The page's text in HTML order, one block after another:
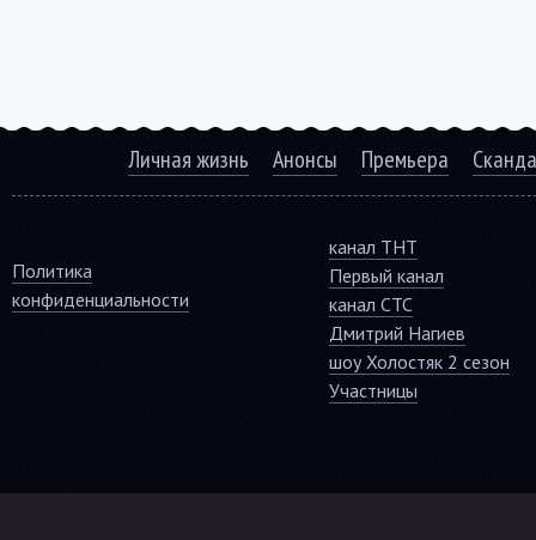
Личная жизнь Анонсы Премьера
Политика
конфиденциальности
канал ТНТ
Первый канал
канал СТС
Дмитрий Нагиев
шоу Холостяк 2 сезон
Участницы